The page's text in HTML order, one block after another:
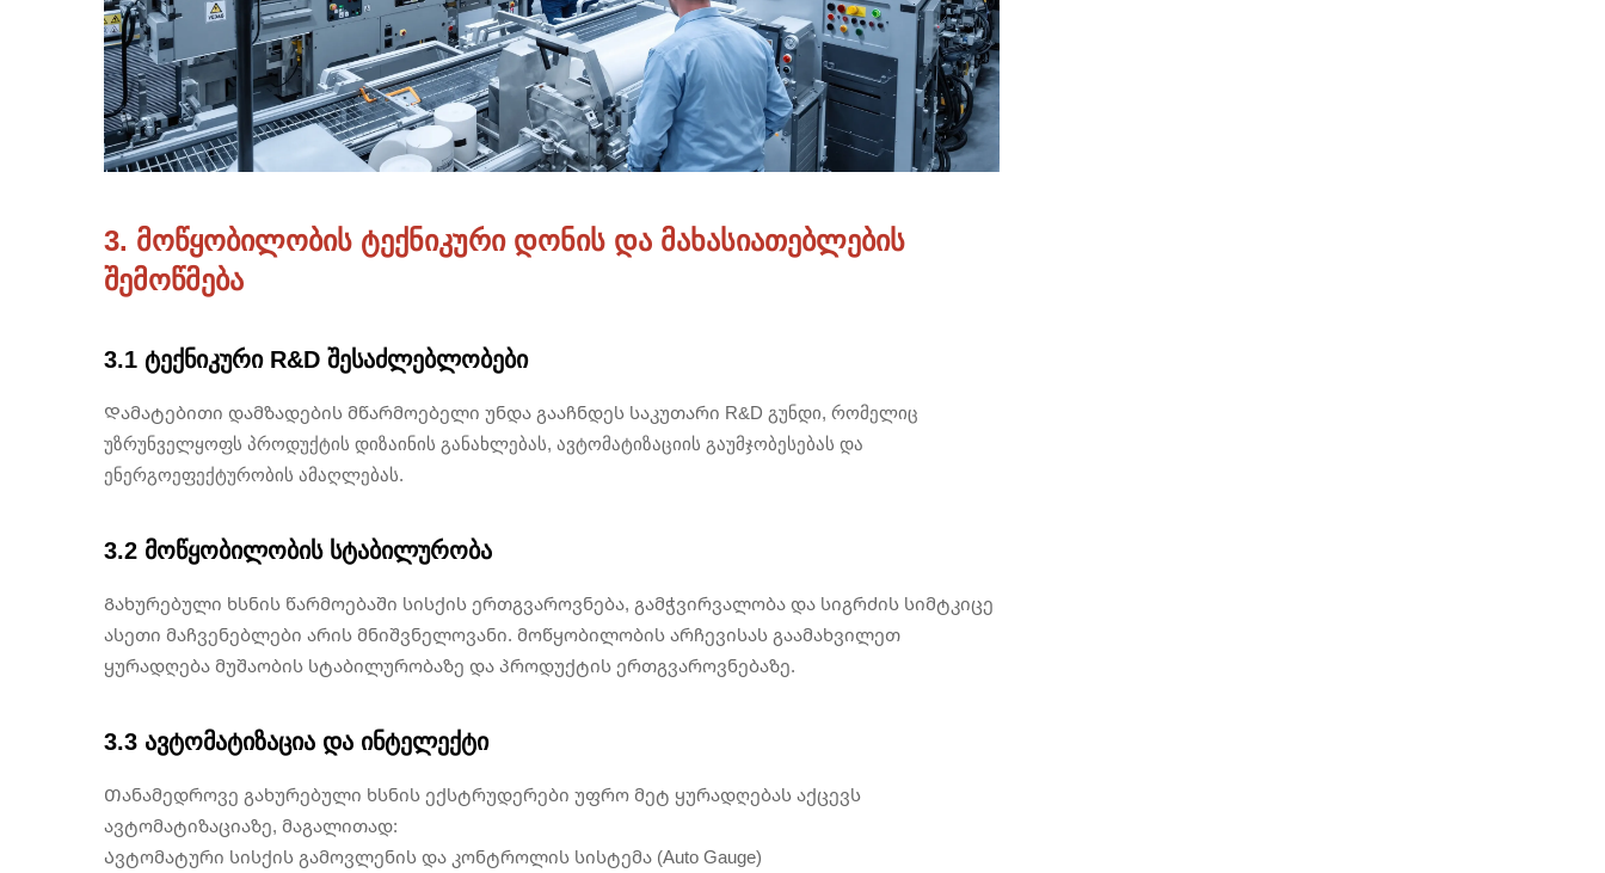
3. მოწყობილობის ტექნიკური დონის და მახასიათებლების
შემოწმება
3.1 ტექნიკური R&D შესაძლებლობები
Დამატებითი დამზადების მწარმოებელი უნდა გააჩნდეს საკუთარი R&D გუნდი, რომელიც
უზრუნველყოფს პროდუქტის დიზაინის განახლებას, ავტომატიზაციის გაუმჯობესებას და
ენერგოეფექტურობის ამაღლებას.
3.2 მოწყობილობის სტაბილურობა
Გახურებული ხსნის წარმოებაში სისქის ერთგვაროვნება, გამჭვირვალობა და სიგრძის სიმტკიცე
ასეთი მაჩვენებლები არის მნიშვნელოვანი. მოწყობილობის არჩევისას გაამახვილეთ
ყურადღება მუშაობის სტაბილურობაზე და პროდუქტის ერთგვაროვნებაზე.
3.3 ავტომატიზაცია და ინტელექტი
Თანამედროვე გახურებული ხსნის ექსტრუდერები უფრო მეტ ყურადღებას აქცევს
ავტომატიზაციაზე, მაგალითად:
Ავტომატური სისქის გამოვლენის და კონტროლის სისტემა (Auto Gauge)